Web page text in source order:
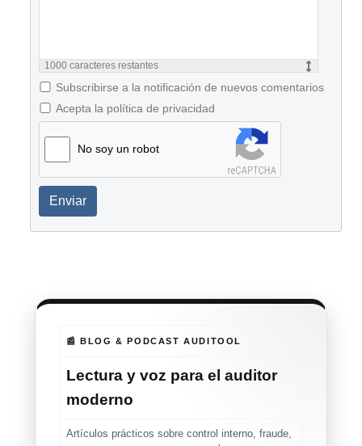
1000 caracteres restantes
Subscribirse a la notificación de nuevos comentarios
Acepta la política de privacidad
No soy un robot
Enviar
📰 BLOG & PODCAST AUDITOOL
Lectura y voz para el auditor
moderno
Artículos prácticos sobre control interno, fraude,